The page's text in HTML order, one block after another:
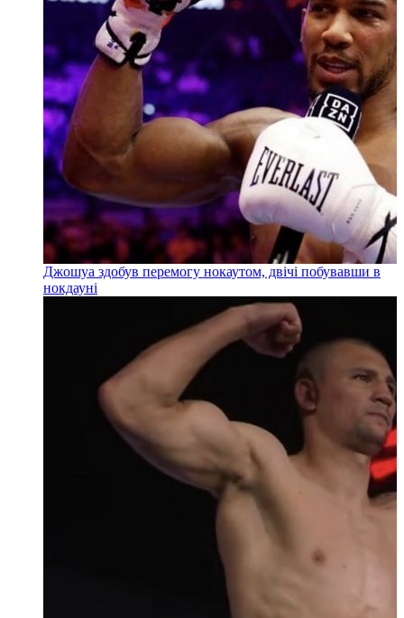
Джошуа здобув перемогу нокаутом, двічі побувавши в
нокдауні